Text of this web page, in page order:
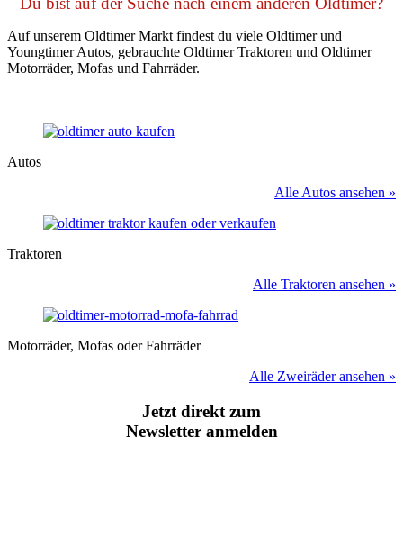
Auf unserem Oldtimer Markt findest du viele Oldtimer und
Youngtimer Autos, gebrauchte Oldtimer Traktoren und Oldtimer
Motorräder, Mofas und Fahrräder.
Autos
Alle Autos ansehen »
Traktoren
Alle Traktoren ansehen »
Motorräder, Mofas oder Fahrräder
Alle Zweiräder ansehen »
Jetzt direkt zum
Newsletter anmelden